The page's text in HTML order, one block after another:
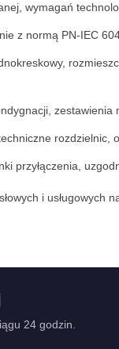
wymagań
z normą PN-IEC
zestawienia
rozdzielnic,
przyłączenia,
i usługowych
24 godzin.